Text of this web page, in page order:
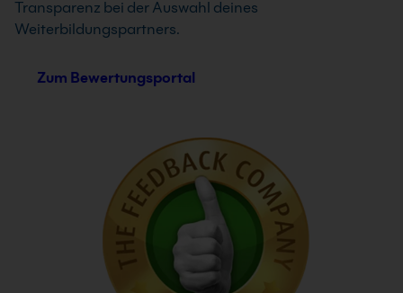
Transparenz bei der Auswahl deines
Weiterbildungspartners.
Zum Bewertungsportal